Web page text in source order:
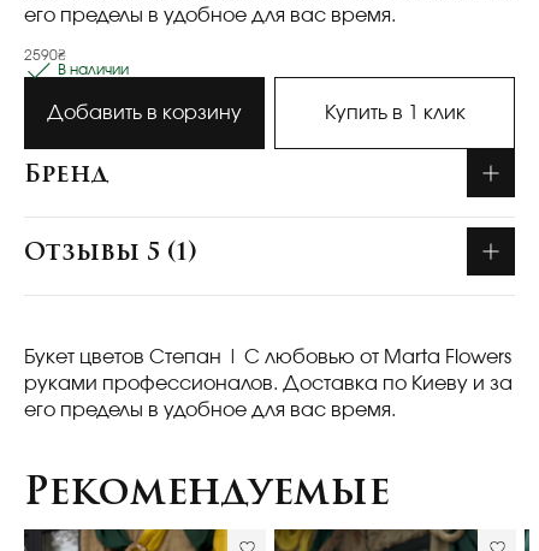
его пределы в удобное для вас время.
2590₴
В наличии
Добавить в корзину Купить в 1 клик
Бренд
Отзывы 5 (1)
Букет цветов Степан
| С любовью от Marta Flowers
руками профессионалов. Доставка по Киеву и за
его пределы в удобное для вас время.
Рекомендуемые